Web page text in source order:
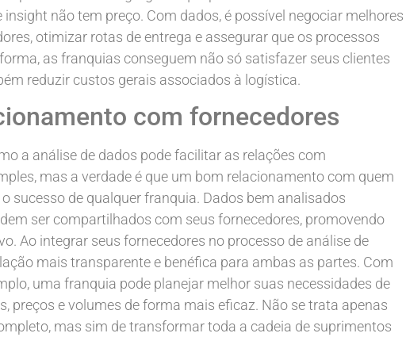
não tem preço. Com dados, é possível negociar melhores
otimizar rotas de entrega e assegurar que os processos
as franquias conseguem não só satisfazer seus clientes
reduzir custos gerais associados à logística.
com fornecedores
a análise de dados pode facilitar as relações com
mas a verdade é que um bom relacionamento com quem
sucesso de qualquer franquia. Dados bem analisados
ser compartilhados com seus fornecedores, promovendo
Ao integrar seus fornecedores no processo de análise de
mais transparente e benéfica para ambas as partes. Com
uma franquia pode planejar melhor suas necessidades de
preços e volumes de forma mais eficaz. Não se trata apenas
mas sim de transformar toda a cadeia de suprimentos